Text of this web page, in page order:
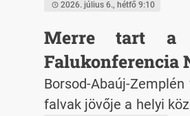
2026. július 6., hétfő 9:10
Merre tart a
Falukonferencia
Borsod-Abaúj-
falvak jövője a helyi